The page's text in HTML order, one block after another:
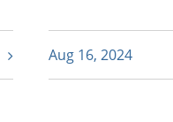
Aug 16, 2024